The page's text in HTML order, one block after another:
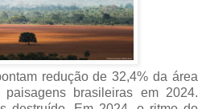
redução de 32,4% da área
brasileiras em 2024.